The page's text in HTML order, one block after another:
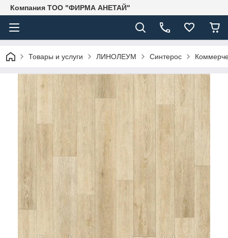
Компания ТОО "ФИРМА АНЕТАЙ"
Товары и услуги ЛИНОЛЕУМ Синтерос